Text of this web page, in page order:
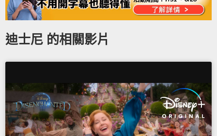
迪士尼 的相關影片